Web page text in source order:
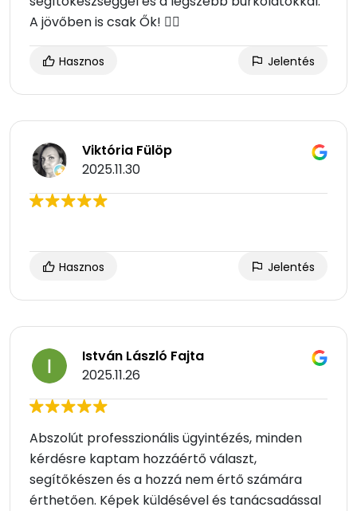
A jövőben is csak Ők! 👌🏼
Hasznos Jelentés
Viktória Fülöp
2025.11.30
Hasznos Jelentés
István László Fajta
2025.11.26
Abszolút professzionális ügyintézés, minden
kérdésre kaptam hozzáértő választ,
segítőkészen és a hozzá nem értő számára
érthetően. Képek küldésével és tanácsadással